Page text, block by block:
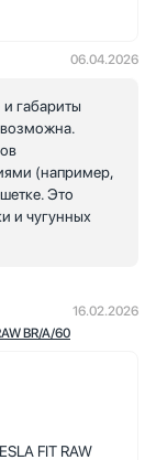
06.04.2026
габариты
(например,
Это
и чугунных
BR/A/60
16.02.2026
FIT RAW